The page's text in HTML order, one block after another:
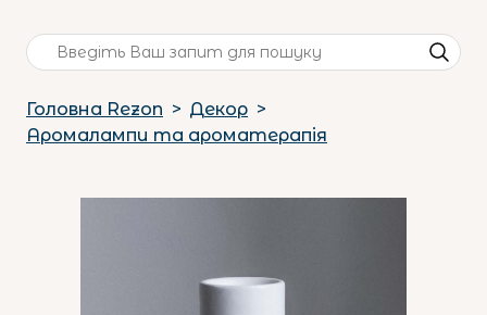
Головна Rezon
Декор
Аромалампи та ароматерапія